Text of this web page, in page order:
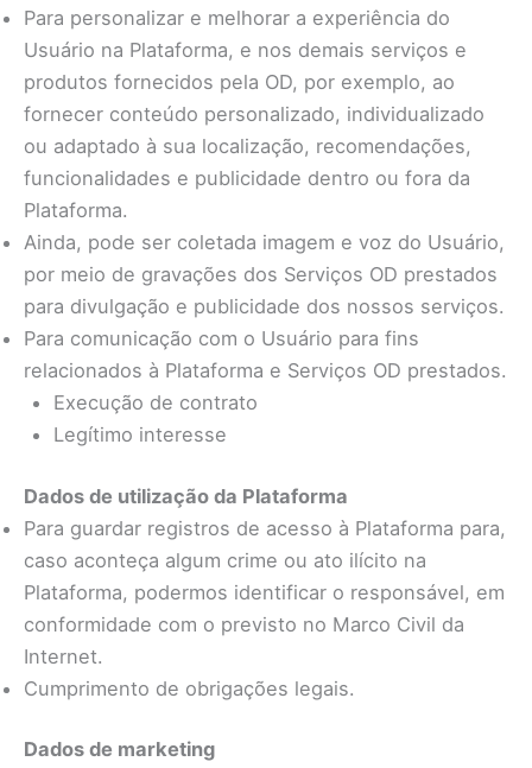
Para personalizar e melhorar a experiência do
Usuário na Plataforma, e nos demais serviços e
produtos fornecidos pela OD, por exemplo, ao
fornecer conteúdo personalizado, individualizado
ou adaptado à sua localização, recomendações,
funcionalidades e publicidade dentro ou fora da
Plataforma.
Ainda, pode ser coletada imagem e voz do Usuário,
por meio de gravações dos Serviços OD prestados
para divulgação e publicidade dos nossos serviços.
Para comunicação com o Usuário para fins
relacionados à Plataforma e Serviços OD prestados.
Execução de contrato
Legítimo interesse
Dados de utilização da Plataforma
Para guardar registros de acesso à Plataforma para,
caso aconteça algum crime ou ato ilícito na
Plataforma, podermos identificar o responsável, em
conformidade com o previsto no Marco Civil da
Internet.
Cumprimento de obrigações legais.
Dados de marketing